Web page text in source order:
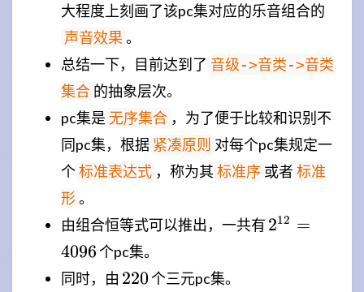
大程度上刻画了该pc集对应的乐音组合的
声音效果 。
总结一下，目前达到了 音级->音类->音类
集合 的抽象层次。
pc集是 无序集合 ，为了便于比较和识别不
同pc集，根据 紧凑原则 对每个pc集规定一
个标准表达式 ，称为其 标准序 或者 标准
形。
由组合恒等式可以推出，一共有 212 =
4096个pc集。
同时，由 220
220个三元pc集。